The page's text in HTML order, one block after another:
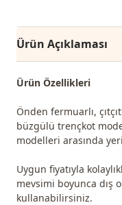
Ürün Açıklaması
Ürün Özellikleri
Önden fermuarlı,
büzgülü trençkot
modelleri arasında
Uygun fiyatıyla
mevsimi boyunca dış
kullanabilirsiniz.